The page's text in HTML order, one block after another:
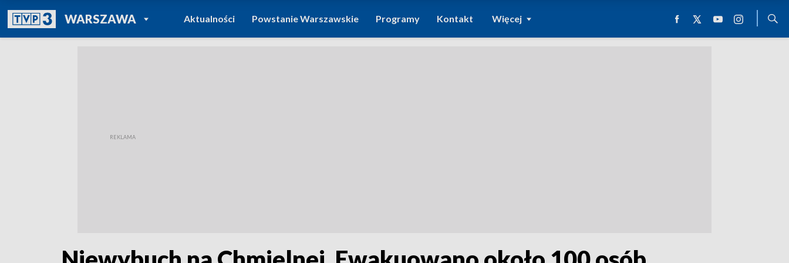
WARSZAWAPOWRÓT DO
TVP REGIONY
Aktualności Powstanie Warszawskie Programy Kontakt Więcej